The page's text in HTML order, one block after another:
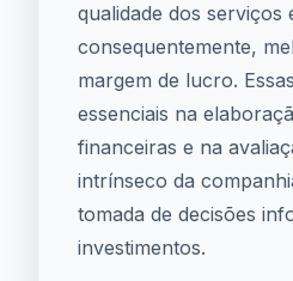
qualidade dos serviços
consequentemente,
margem de lucro.
essenciais na
financeiras e na
intrínseco da
tomada de decisões
investimentos.